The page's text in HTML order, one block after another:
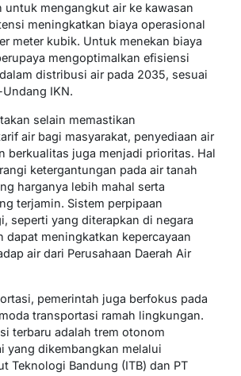
mengangkut air ke kawasan
meningkatkan biaya operasional
meter kubik. Untuk menekan biaya
mengoptimalkan efisiensi
distribusi air pada 2035, sesuai
IKN.
selain memastikan
air bagi masyarakat, penyediaan air
berkualitas juga menjadi prioritas. Hal
ketergantungan pada air tanah
harganya lebih mahal serta
terjamin. Sistem perpipaan
seperti yang diterapkan di negara
dapat meningkatkan kepercayaan
air dari Perusahaan Daerah Air
pemerintah juga berfokus pada
transportasi ramah lingkungan.
terbaru adalah trem otonom
yang dikembangkan melalui
Teknologi Bandung (ITB) dan PT